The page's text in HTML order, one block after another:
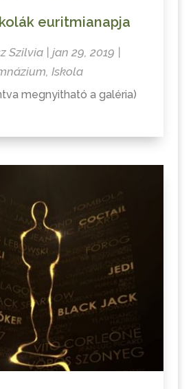
euritmianapja
Szilvia| jan 29, 2019
, Iskola
megnyitható a galéria)